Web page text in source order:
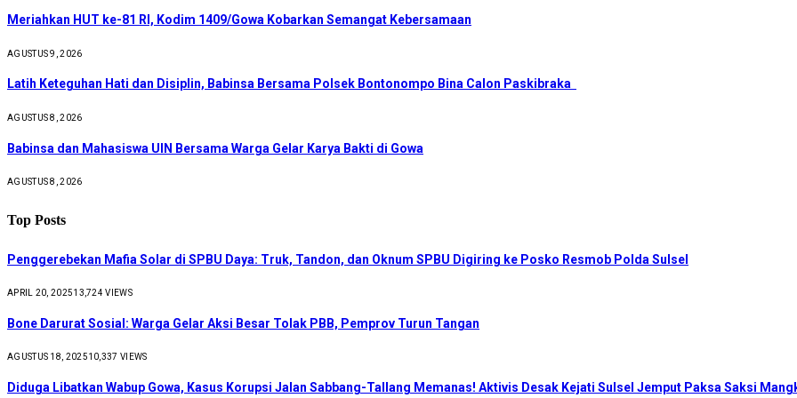
Meriahkan HUT ke-81 RI, Kodim 1409/Gowa Kobarkan Semangat Kebersamaan
AGUSTUS 9, 2026
Latih Keteguhan Hati dan Disiplin, Babinsa Bersama Polsek Bontonompo Bina Calon Paskibraka
AGUSTUS 8, 2026
Babinsa dan Mahasiswa UIN Bersama Warga Gelar Karya Bakti di Gowa
AGUSTUS 8, 2026
Top Posts
Penggerebekan Mafia Solar di SPBU Daya: Truk, Tandon, dan Oknum SPBU Digiring ke Posko Resmob Polda Sulsel
APRIL 20, 202513,724VIEWS
Bone Darurat Sosial: Warga Gelar Aksi Besar Tolak PBB, Pemprov Turun Tangan
AGUSTUS 18, 202510,337 VIEWS
Diduga Libatkan Wabup Gowa, Kasus Korupsi Jalan Sabbang-Tallang Memanas! Aktivis Desak Kejati Sulsel Jemput Paksa Saksi